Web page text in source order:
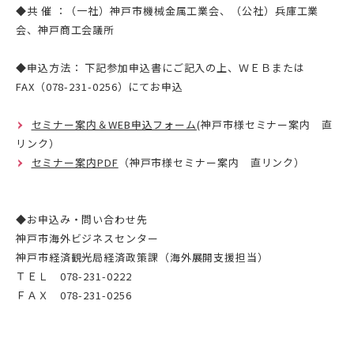
◆共 催 ：（一社）神戸市機械金属工業会、（公社）兵庫工業
会、神戸商工会議所
◆申込方法： 下記参加申込書にご記入の上、ＷＥＢまたは
FAX（078-231-0256）にてお申込
セミナー案内＆WEB申込フォーム(神戸市様セミナー案内 直
リンク）
セミナー案内PDF （神戸市様セミナー案内 直リンク）
◆お申込み・問い合わせ先
神戸市海外ビジネスセンター
神戸市経済観光局経済政策課（海外展開支援担当）
ＴＥＬ 078-231-0222
ＦＡＸ 078-231-0256